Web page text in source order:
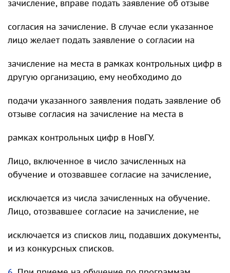
зачисление, вправе подать заявление об отзыве
согласия на зачисление. В случае если указанное
лицо желает подать заявление о согласии на
зачисление на места в рамках контрольных цифр в
другую организацию, ему необходимо до
подачи указанного заявления подать заявление об
отзыве согласия на зачисление на места в
рамках контрольных цифр в НовГУ.
Лицо, включенное в число зачисленных на
обучение и отозвавшее согласие на зачисление,
исключается из числа зачисленных на обучение.
Лицо, отозвавшее согласие на зачисление, не
исключается из списков лиц, подавших документы,
и из конкурсных списков.